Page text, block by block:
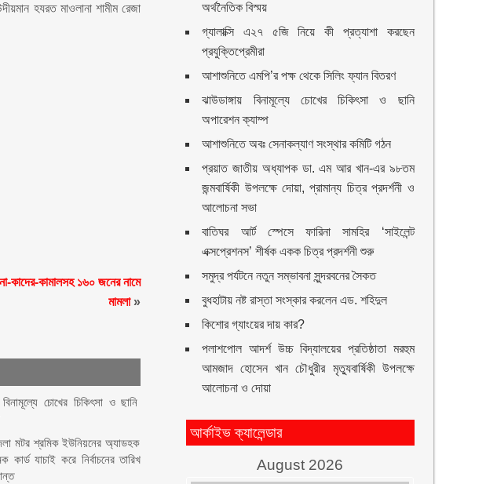
হযরত মাওলানা শামীম রেজা
কাদের-কামালসহ ১৬০ জনের নামে
মামলা»
বিনামূল্যে চোখের চিকিৎসা ও ছানি
মটর শ্রমিক ইউনিয়নের অ্যাডহক
কার্ড যাচাই করে নির্বাচনের তারিখ
অর্থনৈতিক বিস্ময়
গ্যালাক্সি এ২৭ ৫জি নিয়ে কী প্রত্যাশা করছেন
প্রযুক্তিপ্রেমীরা
আশাশুনিতে এমপি’র পক্ষ থেকে সিলিং ফ্যান বিতরণ
ঝাউডাঙ্গায় বিনামূল্যে চোখের চিকিৎসা ও ছানি
অপারেশন ক্যাম্প
আশাশুনিতে অবঃ সেনাকল্যাণ সংস্থার কমিটি গঠন
প্রয়াত জাতীয় অধ্যাপক ডা. এম আর খান-এর ৯৮তম
জন্মবার্ষিকী উপলক্ষে দোয়া, প্রামান্য চিত্র প্রদর্শনী ও
আলোচনা সভা
বাতিঘর আর্ট স্পেসে ফারিনা সামহির ‘সাইলেন্ট
এক্সপ্রেশনস’ শীর্ষক একক চিত্র প্রদর্শনী শুরু
সমুদ্র পর্যটনে নতুন সম্ভাবনা সুন্দরবনের সৈকত
বুধহাটায় নষ্ট রাস্তা সংস্কার করলেন এড. শহিদুল
কিশোর গ্যাংয়ের দায় কার?
পলাশপোল আদর্শ উচ্চ বিদ্যালয়ের প্রতিষ্ঠাতা মরহুম
আমজাদ হোসেন খান চৌধুরীর মৃত্যুবার্ষিকী উপলক্ষে
আলোচনা ও দোয়া
আর্কাইভ ক্যালেন্ডার
August 2026